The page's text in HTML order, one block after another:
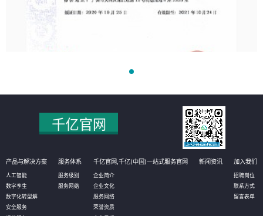
产品与解决方案
人工智能
数字孪生
数字化转型解
安全服务
服务体系
服务级别
服务网络
千亿官网,千亿(中国)一站式服务官网
企业简介
企业文化
服务网络
荣誉资质
新闻资讯 加入我们
招聘岗位
联系方式
留言表单